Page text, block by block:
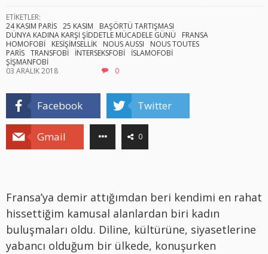
ETİKETLER:
24 KASIM PARİS 25 KASIM
BAŞÖRTÜ TARTIŞMASI
DÜNYA KADINA KARŞI ŞİDDETLE MÜCADELE GÜNÜ
FRANSA
HOMOFOBİ
KESİŞİMSELLİK NOUS AUSSI
NOUS TOUTES
PARİS TRANSFOBİ İNTERSEKSFOBİ
İSLAMOFOBİ
ŞİŞMANFOBİ
03 ARALIK 2018
0
Facebook Twitter
Gmail 0
Fransa’ya demir attığımdan beri kendimi en rahat
hissettiğim kamusal alanlardan biri kadın
buluşmaları oldu. Diline, kültürüne, siyasetlerine
yabancı olduğum bir ülkede, konuşurken